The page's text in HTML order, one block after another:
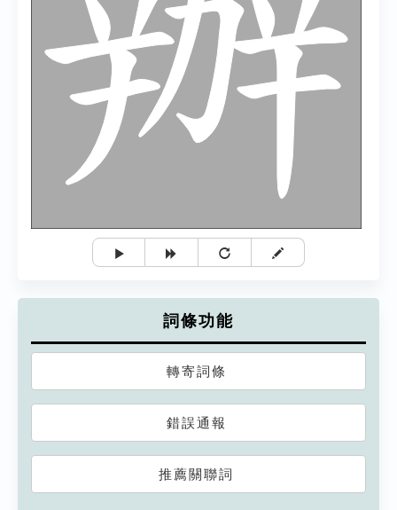
詞條功能
轉寄詞條
錯誤通報
推薦關聯詞